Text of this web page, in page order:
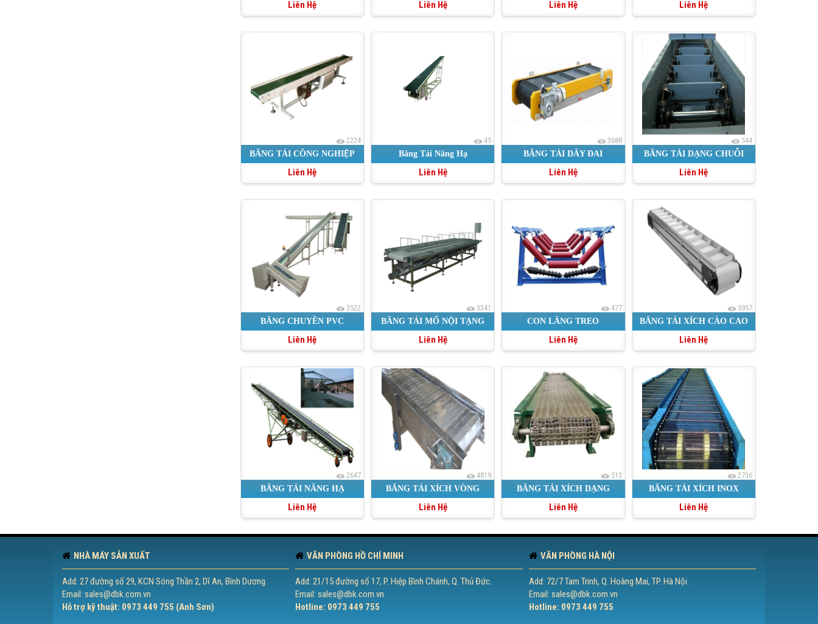
Liên Hệ Liên Hệ Liên Hệ Liên Hệ
2224
BĂNG TẢI CÔNG NGHIỆP
PVC
Liên Hệ
45
Băng Tải Nâng Hạ
Liên Hệ
3688
BĂNG TẢI DÂY ĐAI
Liên Hệ
544
BĂNG TẢI DẠNG CHUỖI
Liên Hệ
3522
BĂNG CHUYỀN PVC
Liên Hệ
3341
BĂNG TẢI MỔ NỘI TẠNG
CÁ
Liên Hệ
477
CON LĂNG TREO
Liên Hệ
5957
BĂNG TẢI XÍCH CÀO CAO
SU
Liên Hệ
2647
BĂNG TẢI NÂNG HẠ
Liên Hệ
4819
BĂNG TẢI XÍCH VÒNG
TRÒN INOX
Liên Hệ
513
BĂNG TẢI XÍCH DẠNG
LƯỚI
Liên Hệ
2736
BĂNG TẢI XÍCH INOX
Liên Hệ
NHÀ MÁY SẢN XUẤT
Add: 27 đường số 29, KCN Sóng Thần 2, Dĩ An, Bình Dương.
Email: sales@dbk.com.vn
Hỗ trợ kỹ thuật: 0973 449 755 (Anh Sơn)
VĂN PHÒNG HỒ CHÍ MINH
Add: 21/15 đường số 17, P. Hiệp Bình Chánh, Q. Thủ Đức.
Email: sales@dbk.com.vn
Hotline: 0973 449 755
VĂN PHÒNG HÀ NỘI
Add: 72/7 Tam Trinh, Q. Hoàng Mai, TP. Hà Nội.
Email: sales@dbk.com.vn
Hotline: 0973 449 755